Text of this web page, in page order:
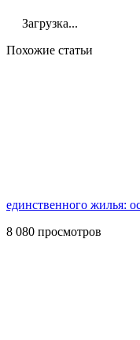
Загрузка...
Похожие статьи
единственного жилья:
8 080 просмотров